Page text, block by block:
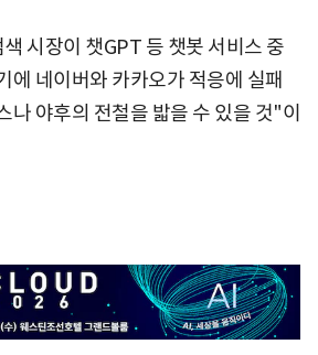
시장이 챗GPT 등 챗봇 서비스 중
에 네이버와 카카오가 적응에 실패
나 야후의 전철을 밟을 수 있을 것"이